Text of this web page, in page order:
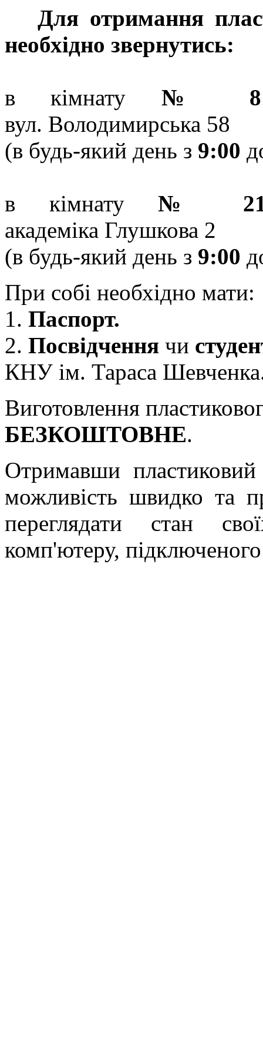
Для отримання
необхідно звернутись:
в кімнату № 8
вул. Володимирська 58
(в будь-який день з 9:00
в кімнату№
академіка Глушкова 2
(в будь-який день з 9:00
При собі необхідно мати:
1. Паспорт.
2. Посвідчення чи
КНУ ім. Тараса
Виготовлення
БЕЗКОШТОВНЕ.
Отримавши
можливість швидко та
переглядати стан
комп'ютеру,